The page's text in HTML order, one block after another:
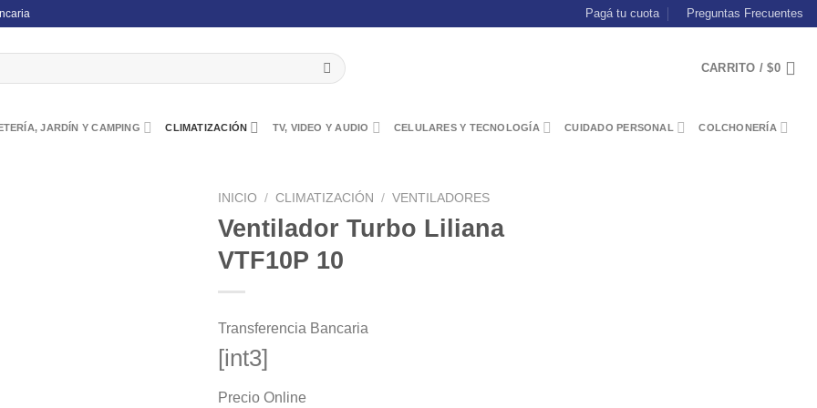
Pagá tu cuota Preguntas Frecuentes
CARRITO /$0
JARDÍN Y CAMPING CLIMATIZACIÓN TV, VIDEO Y AUDIO CELULARES Y TECNOLOGÍA CUIDADO PERSONAL COLCHONERÍA
INICIO / CLIMATIZACIÓN / VENTILADORES
Ventilador Turbo Liliana
VTF10P 10
Transferencia Bancaria
[int3]
Precio Online